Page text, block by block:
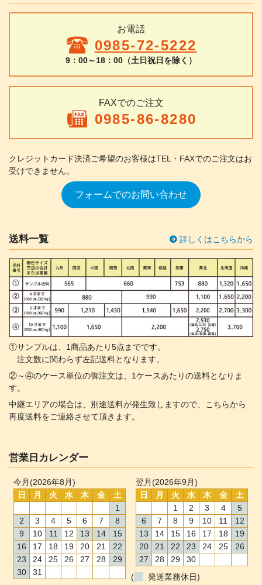
お電話
0985-72-5222
9：00～18：00（土日祝日を除く）
FAXでのご注文
0985-86-8280
クレジットカード決済ご希望のお客様はTEL・FAXでのご注文はお
受けできません。
フォームでのお問い合わせ
送料一覧 詳しくはこちらから
①サンプルは、1商品あたり5点までです。
注文数に関わらず左記送料となります。
②～④のケース単位の御注文は、1ケースあたりの送料となりま
す。
中継エリアの場合は、別途送料が発生致しますので、こちらから
再度送料をご連絡させて頂きます。
営業日カレンダー
今月(2026年8月)
日
月 火 水 木 金
土
1
2
3 4 5 6 7
8
9
10 11 12 13 14
15
16
17 18 19 20 21
22
23
24 25 26 27 28
29
30
31
翌月(2026年9月)
日
月 火 水 木 金
土
1
2 3 4
5
6
7 8 9 10 11
12
13
14 15 16 17 18
19
20
21 22 23 24 25
26
27
28 29
30
(
発送業務休日)